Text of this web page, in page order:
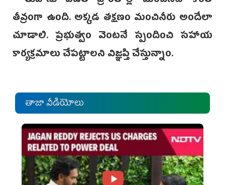
తీవ్రంగా ఉంది. అక్కడ తక్షణం మంచినీరు అందేలా
చూడాలి. ప్రభుత్వం వెంటనే స్పందించి సహాయ
కార్యక్రమాలు చేపట్టాలని విజ్ఞప్తి చేస్తున్నాం.
తాజా వీడియోలు